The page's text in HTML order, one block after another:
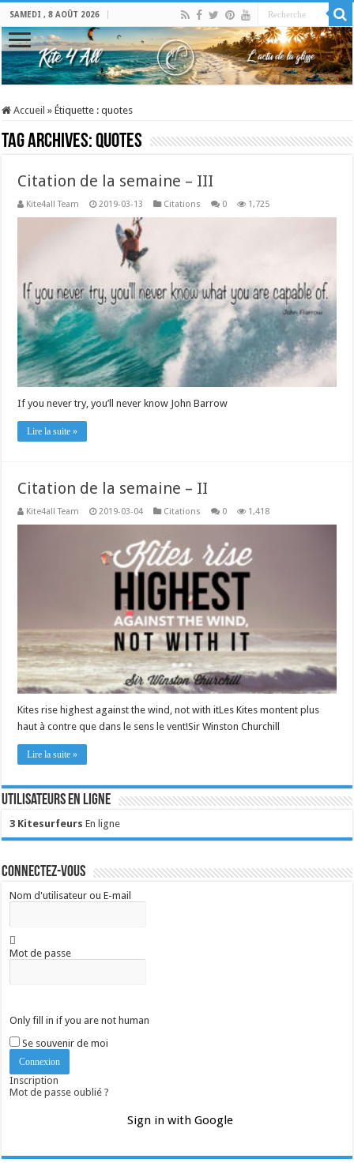
SAMEDI , 8 AOÛT 2026
Accueil » Étiquette :quotes
Tag Archives:quotes
Citation de la semaine – III
Kite4all Team 2019-03-13 Citations 0 1,725
If you never try, you’ll never know John Barrow
Lire la suite »
Citation de la semaine – II
Kite4all Team 2019-03-04 Citations 0 1,418
Kites rise highest against the wind, not with itLes Kites montent plus
haut à contre que dans le sens le vent!Sir Winston Churchill
Lire la suite »
Utilisateurs en ligne
3 Kitesurfeurs En ligne
Connectez-vous
Nom d'utilisateur ou E-mail
Mot de passe
Only fill in if you are not human
Se souvenir de moi
Inscription
Mot de passe oublié ?
Sign in with Google